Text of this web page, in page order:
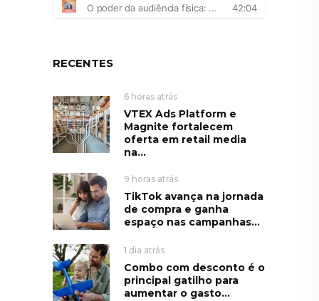
RECENTES
6 horas atrás
VTEX Ads Platform e
Magnite fortalecem
oferta em retail media
na...
9 horas atrás
TikTok avança na jornada
de compra e ganha
espaço nas campanhas...
1 dia atrás
Combo com desconto é o
principal gatilho para
aumentar o gasto...